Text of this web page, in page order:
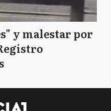
y malestar por